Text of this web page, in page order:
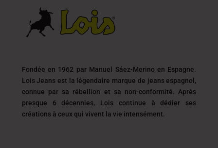
Fondée en 1962 par Manuel Sáez-Merino en Espagne.
Lois Jeans est la légendaire marque de jeans espagnol,
connue par sa rébellion et sa non-conformité. Après
presque 6 décennies, Lois continue à dédier ses
créations à ceux qui vivent la vie intensément.